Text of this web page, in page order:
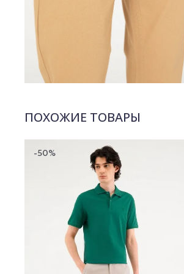
ПОХОЖИЕ ТОВАРЫ
-50%